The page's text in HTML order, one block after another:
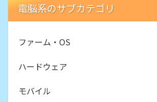
電脳系のサブカテゴリ
ファーム・OS
ハードウェア
モバイル